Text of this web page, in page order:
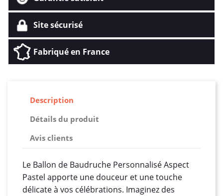
Site sécurisé
Fabriqué en France
Description
Détails du produit
Avis clients
Le Ballon de Baudruche Personnalisé Aspect
Pastel apporte une douceur et une touche
délicate à vos célébrations. Imaginez des